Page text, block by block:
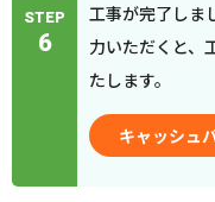
STEP
6
工事が完了しま
力いただくと、
たします。
キャッシュ